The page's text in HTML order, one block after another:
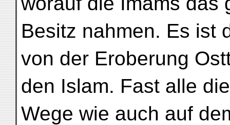
Besitz nahmen. Es ist
von der Eroberung
den Islam. Fast alle
Wege wie auch auf